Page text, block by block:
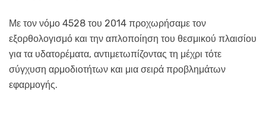
Με τον νόμο 4528 του 2014 προχωρήσαμε τον
εξορθολογισμό και την απλοποίηση του θεσμικού πλαισίου
για τα υδατορέματα, αντιμετωπίζοντας τη μέχρι τότε
σύγχυση αρμοδιοτήτων και μια σειρά προβλημάτων
εφαρμογής.